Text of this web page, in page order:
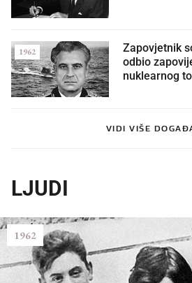
Zapovjetnik
odbio
nuklearnog
1962
VIDI VIŠE
LJUDI
1962